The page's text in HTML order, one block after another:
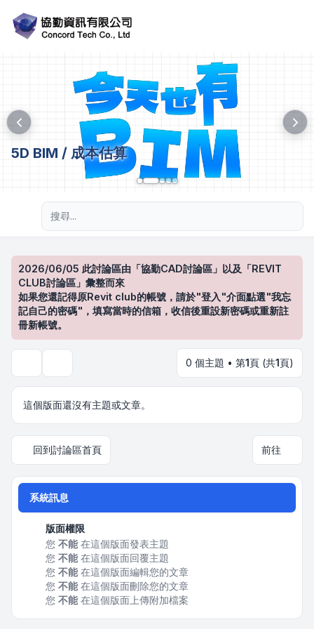
5D BIM / 成本估算
2026/06/05 此討論區由「協勤CAD討論區」以及「REVIT
CLUB討論區」彙整而來
如果您還記得原Revit club的帳號，請於"登入"介面點選"我忘
記自己的密碼"，填寫當時的信箱，收信後重設新密碼或重新註
冊新帳號。
0 個主題 • 第1頁 (共1頁)
這個版面還沒有主題或文章。
回到討論區首頁 前往
系統訊息
版面權限
您 不能在這個版面發表主題
您 不能在這個版面回覆主題
您 不能在這個版面編輯您的文章
您 不能在這個版面刪除您的文章
您 不能在這個版面上傳附加檔案